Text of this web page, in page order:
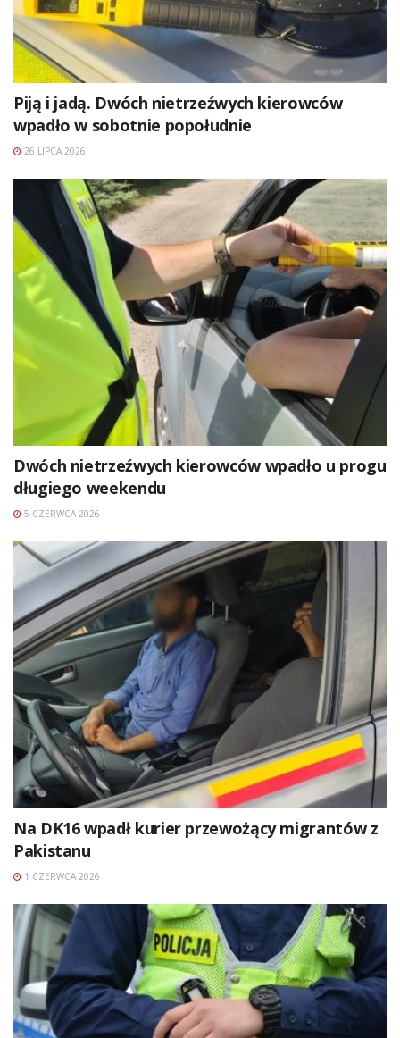
Piją i jadą. Dwóch nietrzeźwych kierowców
wpadło w sobotnie popołudnie
26 LIPCA 2026
Dwóch nietrzeźwych kierowców wpadło u progu
długiego weekendu
5 CZERWCA 2026
Na DK16 wpadł kurier przewożący migrantów z
Pakistanu
1 CZERWCA 2026